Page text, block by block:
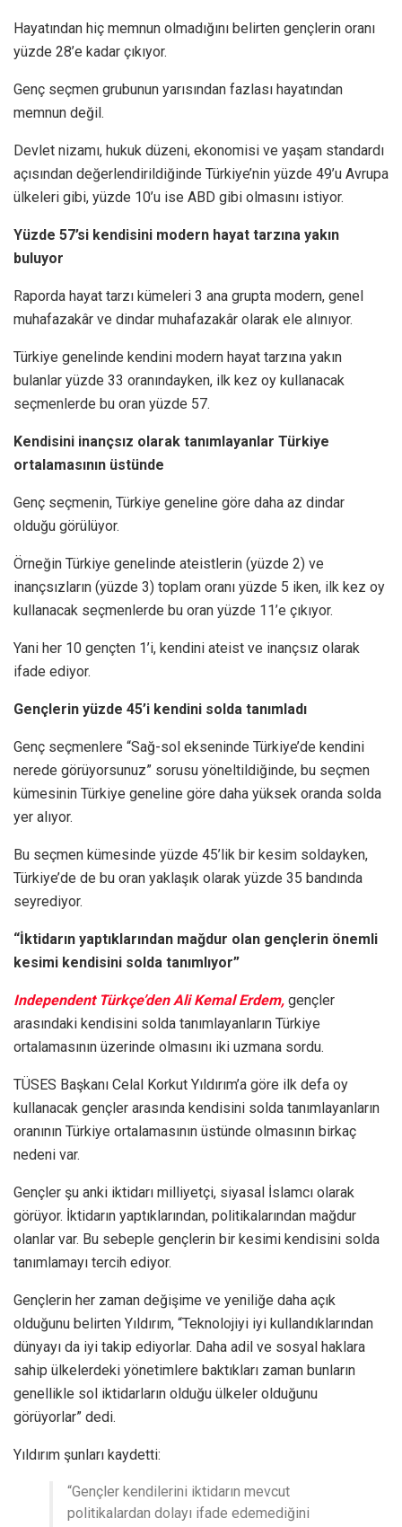
Hayatından hiç memnun olmadığını belirten gençlerin oranı
yüzde 28’e kadar çıkıyor.
Genç seçmen grubunun yarısından fazlası hayatından
memnun değil.
Devlet nizamı, hukuk düzeni, ekonomisi ve yaşam standardı
açısından değerlendirildiğinde Türkiye’nin yüzde 49’u Avrupa
ülkeleri gibi, yüzde 10’u ise ABD gibi olmasını istiyor.
Yüzde 57’si kendisini modern hayat tarzına yakın
buluyor
Raporda hayat tarzı kümeleri 3 ana grupta modern, genel
muhafazakâr ve dindar muhafazakâr olarak ele alınıyor.
Türkiye genelinde kendini modern hayat tarzına yakın
bulanlar yüzde 33 oranındayken, ilk kez oy kullanacak
seçmenlerde bu oran yüzde 57.
Kendisini inançsız olarak tanımlayanlar Türkiye
ortalamasının üstünde
Genç seçmenin, Türkiye geneline göre daha az dindar
olduğu görülüyor.
Örneğin Türkiye genelinde ateistlerin (yüzde 2) ve
inançsızların (yüzde 3) toplam oranı yüzde 5 iken, ilk kez oy
kullanacak seçmenlerde bu oran yüzde 11’e çıkıyor.
Yani her 10 gençten 1’i, kendini ateist ve inançsız olarak
ifade ediyor.
Gençlerin yüzde 45’i kendini solda tanımladı
Genç seçmenlere “Sağ-sol ekseninde Türkiye’de kendini
nerede görüyorsunuz” sorusu yöneltildiğinde, bu seçmen
kümesinin Türkiye geneline göre daha yüksek oranda solda
yer alıyor.
Bu seçmen kümesinde yüzde 45’lik bir kesim soldayken,
Türkiye’de de bu oran yaklaşık olarak yüzde 35 bandında
seyrediyor.
“İktidarın yaptıklarından mağdur olan gençlerin önemli
kesimi kendisini solda tanımlıyor”
Independent Türkçe’den Ali Kemal Erdem, gençler
arasındaki kendisini solda tanımlayanların Türkiye
ortalamasının üzerinde olmasını iki uzmana sordu.
TÜSES Başkanı Celal Korkut Yıldırım’a göre ilk defa oy
kullanacak gençler arasında kendisini solda tanımlayanların
oranının Türkiye ortalamasının üstünde olmasının birkaç
nedeni var.
Gençler şu anki iktidarı milliyetçi, siyasal İslamcı olarak
görüyor. İktidarın yaptıklarından, politikalarından mağdur
olanlar var. Bu sebeple gençlerin bir kesimi kendisini solda
tanımlamayı tercih ediyor.
Gençlerin her zaman değişime ve yeniliğe daha açık
olduğunu belirten Yıldırım, “Teknolojiyi iyi kullandıklarından
dünyayı da iyi takip ediyorlar. Daha adil ve sosyal haklara
sahip ülkelerdeki yönetimlere baktıkları zaman bunların
genellikle sol iktidarların olduğu ülkeler olduğunu
görüyorlar” dedi.
Yıldırım şunları kaydetti:
“Gençler kendilerini iktidarın mevcut
politikalardan dolayı ifade edemediğini